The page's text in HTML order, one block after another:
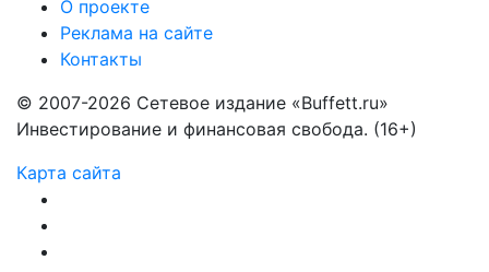
О проекте
Реклама на сайте
Контакты
© 2007-2026 Сетевое издание «Buffett.ru»
Инвестирование и финансовая свобода. (16+)
Карта сайта